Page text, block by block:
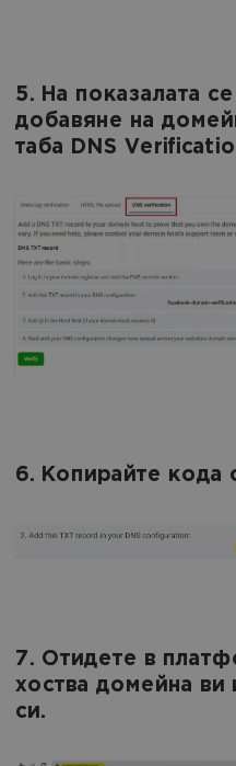
5. На показалата
добавяне на
таба DNS
6. Копирайте кода
7. Отидете в
хоства домейна ви
си.